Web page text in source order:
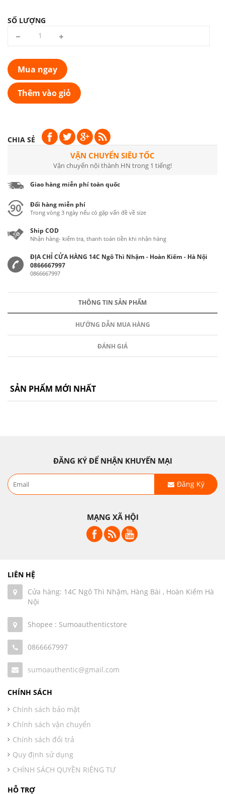
SỐ LƯỢNG
Mua ngay
Thêm vào giỏ
CHIA SẺ
VẬN CHUYỂN SIÊU TỐC
Vận chuyển nội thành HN trong 1 tiếng!
Giao hàng miễn phí toàn quốc
Đổi hàng miễn phí
Trong vòng 3 ngày nếu có gặp vấn đề về size
Ship COD
Nhận hàng- kiểm tra, thanh toán tiền khi nhận hàng
ĐỊA CHỈ CỬA HÀNG 14C Ngô Thì Nhậm - Hoàn Kiếm - Hà Nội
0866667997
0866667997
THÔNG TIN SẢN PHẨM
HƯỚNG DẪN MUA HÀNG
ĐÁNH GIÁ
SẢN PHẨM MỚI NHẤT
ĐĂNG KÝ ĐỂ NHẬN KHUYẾN MẠI
Đăng Ký
MẠNG XÃ HỘI
LIÊN HỆ
Cửa hàng: 14C Ngô Thì Nhậm, Hàng Bài , Hoàn Kiếm Hà
Nội
Shopee : Sumoauthenticstore
0866667997
sumoauthentic@gmail.com
CHÍNH SÁCH
Chính sách bảo mật
Chính sách vận chuyển
Chính sách đổi trả
Quy định sử dụng
CHÍNH SÁCH QUYỀN RIÊNG TƯ
HỖ TRỢ